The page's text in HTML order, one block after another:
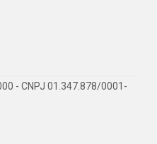
- CNPJ 01.347.878/0001-